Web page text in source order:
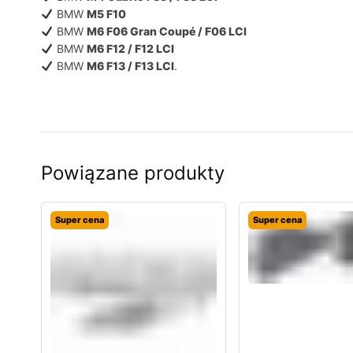
BMW M5 F10
BMW M6 F06 Gran Coupé / F06 LCI
BMW M6 F12 / F12 LCI
BMW M6 F13 / F13 LCI.
Powiązane produkty
Super cena Super cena